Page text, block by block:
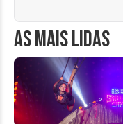
AS MAIS LIDAS